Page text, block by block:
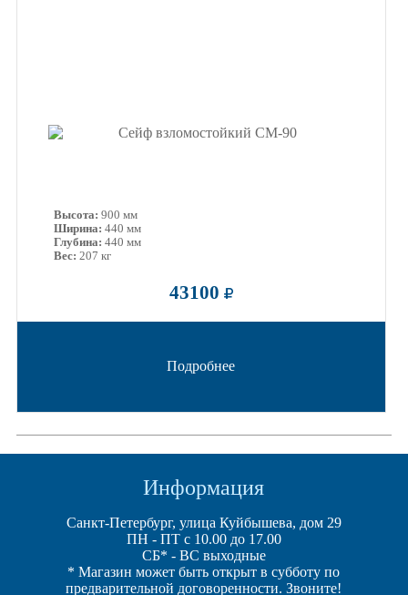
Высота: 900 мм
Ширина: 440 мм
Глубина: 440 мм
Вес: 207 кг
43100
Подробнее
Информация
Санкт-Петербург, улица Куйбышева, дом 29
ПН - ПТ с 10.00 до 17.00
СБ* - ВС выходные
* Магазин может быть открыт в субботу по
предварительной договоренности. Звоните!